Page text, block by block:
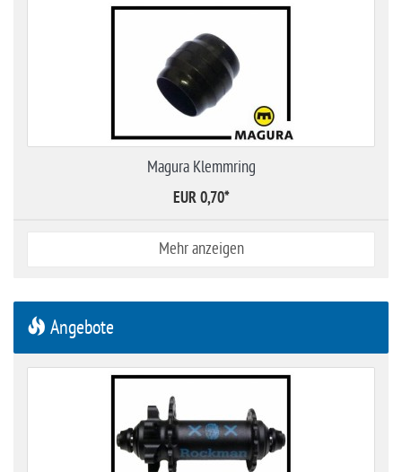
Magura Klemmring
EUR 0,70*
Mehr anzeigen
Angebote